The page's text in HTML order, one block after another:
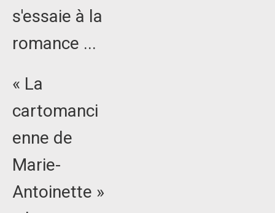
s'essaie à la
romance ...
« La
cartomanci
enne de
Marie-
Antoinette »